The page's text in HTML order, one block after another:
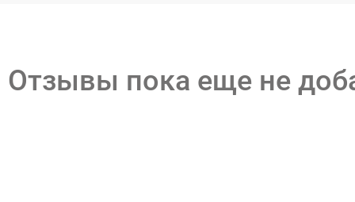
Отзывы пока еще не